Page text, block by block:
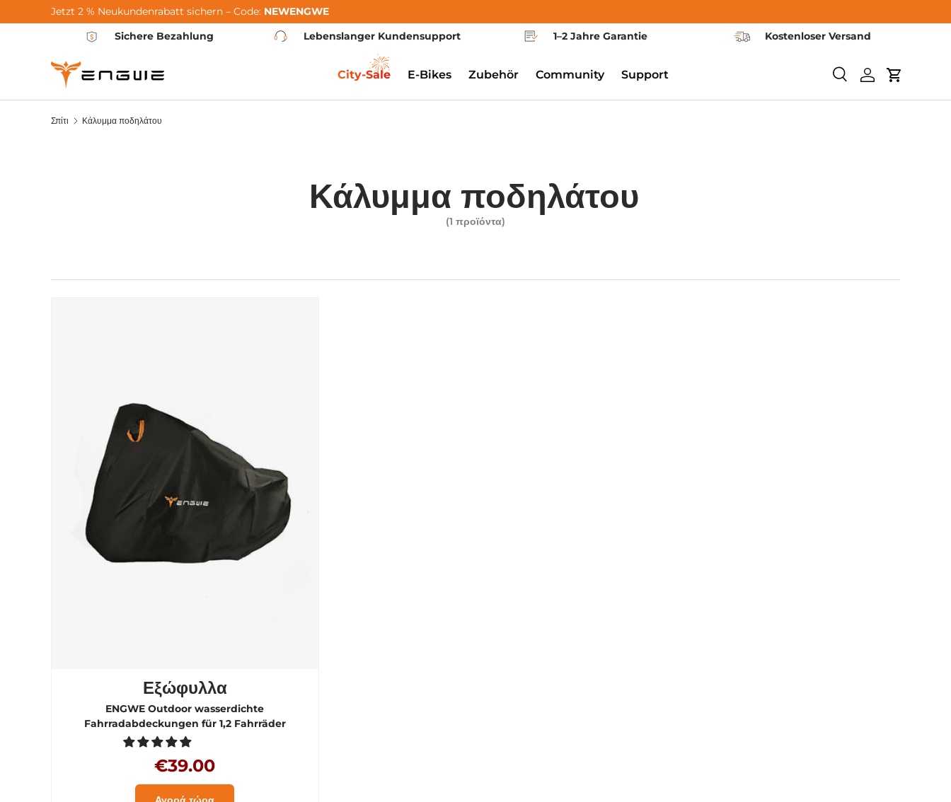
Μετάβαση στο περιεχόμενο
Jetzt 2 % Neukundenrabatt sichern – Code: NEWENGWE
Sichere Bezahlung
Lebenslanger Kundensupport 1–2 Jahre Garantie Kostenloser Versand
ΕρευναΣυνδεθείτεΚαροτσάκι
City-Sale E-Bikes Zubehör Community Support
Σπίτι Κάλυμμα ποδηλάτου
Κάλυμμα ποδηλάτου
(1 προϊόντα)
Εξώφυλλα
ENGWE Outdoor wasserdichte
Fahrradabdeckungen für 1,2 Fahrräder
€39.00